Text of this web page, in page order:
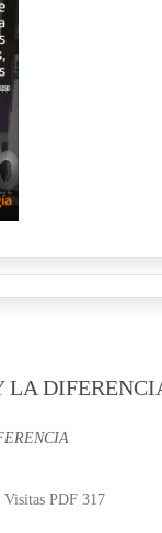
LA
Visitas PDF 317